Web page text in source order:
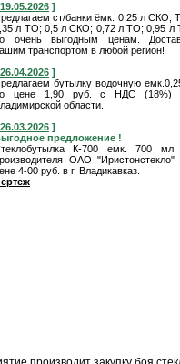
19.05.2026 ]
ст/банки ёмк. 0,25 л СКО,
л ТО; 0,5 л СКО; 0,72 л ТО; 0,95 л
очень выгодным ценам.
транспортом в любой регион!
26.04.2026 ]
бутылку водочную
цене 1,90 руб. с НДС (18%)
области.
26.03.2026 ]
предложение !
К-700 емк. 700 мл
ОАО "Иристонстекло"
4-00 руб. в г. Владикавказ.